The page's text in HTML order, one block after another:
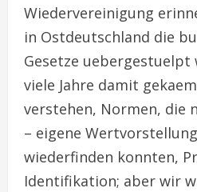
Wiedervereinigung
in Ostdeutschland die
Gesetze
viele Jahre damit
verstehen, Normen, die
– eigene
wiederfinden konnten,
Identifikation; aber wir